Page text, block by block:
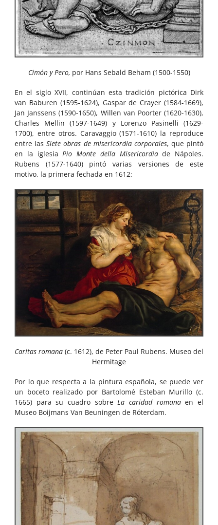
Cimón y Pero, por Hans Sebald Beham (1500-1550)
En el siglo XVII, continúan esta tradición pictórica Dirk
van Baburen (1595-1624), Gaspar de Crayer (1584-1669),
Jan Janssens (1590-1650), Willen van Poorter (1620-1630),
Charles Mellin (1597-1649) y Lorenzo Pasinelli (1629-
1700), entre otros. Caravaggio (1571-1610) la reproduce
entre lasSiete obras de misericordia corporales, que pintó
en la iglesiaPio Monte della Misericordiade Nápoles.
Rubens (1577-1640) pintó varias versiones de este
motivo, la primera fechada en 1612:
Caritas romana (c. 1612), de Peter Paul Rubens. Museo del
Hermitage
Por lo que respecta a la pintura española, se puede ver
un boceto realizado por Bartolomé Esteban Murillo (c.
1665) para su cuadro sobre La caridad romanaen el
Museo Boijmans Van Beuningen de Róterdam.